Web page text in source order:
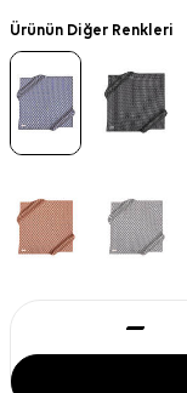
Ürünün Diğer Renkleri